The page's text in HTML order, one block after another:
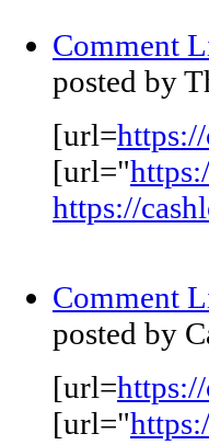
Comment
posted by
[url=
[url="
https://
Comment
posted by
[url=
[url="